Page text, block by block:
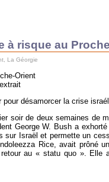
à risque au
La Géorgie
Orient
désamorcer la crise
soir de deux semaines de
George W. Bush a
sur Israël et permette un
Rice, avait prôné
au « statu quo ». Elle